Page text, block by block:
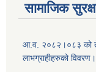
सामाजिक
आ.व. २०८२।०८३ को
लाभग्राहीहरुको विवरण।